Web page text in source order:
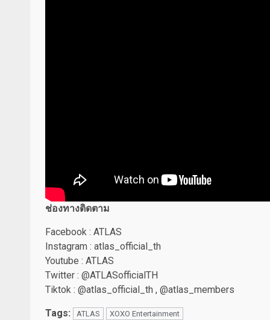
ช่องทางติดตาม
Facebook : ATLAS
Instagram : atlas_official_th
Youtube : ATLAS
Twitter : @ATLASofficialTH
Tiktok : @atlas_official_th , @atlas_members
Tags: ATLAS XOXO Entertainment